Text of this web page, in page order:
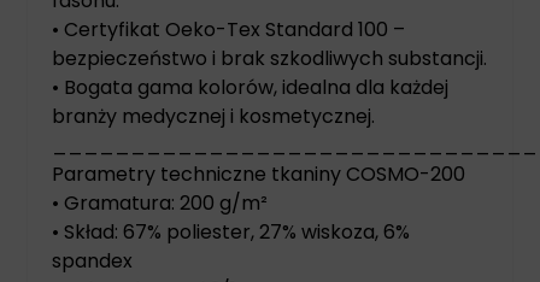
• Certyfikat Oeko-Tex Standard 100 –
bezpieczeństwo i brak szkodliwych substancji.
• Bogata gama kolorów, idealna dla każdej
branży medycznej i kosmetycznej.
Parametry techniczne tkaniny COSMO-200
• Gramatura: 200 g/m²
• Skład: 67% poliester, 27% wiskoza, 6%
spandex